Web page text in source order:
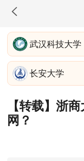
MBA工商管理
院校库 考试报名
考试真题
报考经验
MEM工程管理
院校库
武汉科技大学
长安大学
【转载】浙
网？